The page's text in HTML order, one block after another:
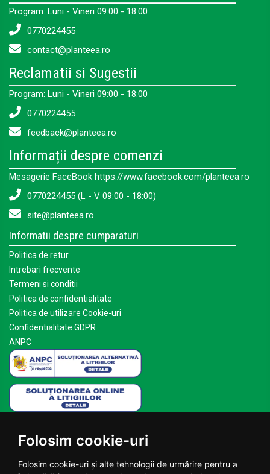
Folosim cookie-uri
Folosim cookie-uri și alte tehnologii de urmărire pentru a
Program: Luni - Vineri 09:00 - 18:00
0770224455
contact@planteea.ro
Reclamatii si Sugestii
Program: Luni - Vineri 09:00 - 18:00
0770224455
feedback@planteea.ro
Informații despre comenzi
Mesagerie FaceBook https://www.facebook.com/planteea.ro
0770224455 (L - V 09:00 - 18:00)
site@planteea.ro
Informatii despre cumparaturi
Politica de retur
Intrebari frecvente
Termeni si conditii
Politica de confidentialitate
Politica de utilizare Cookie-uri
Confidentialitate GDPR
ANPC
Acasa
Despre noi